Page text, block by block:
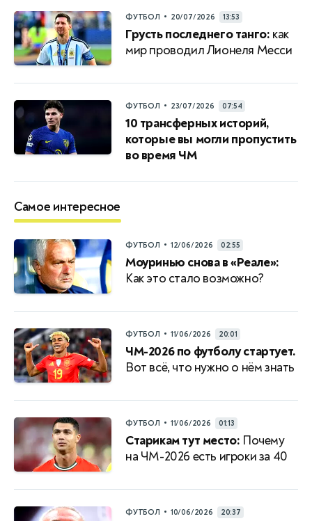
ФУТБОЛ • 20/07/2026 13:53
Грусть последнего танго: как
мир проводил Лионеля Месси
ФУТБОЛ • 23/07/2026 07:54
10 трансферных историй,
которые вы могли пропустить
во время ЧМ
Самое интересное
ФУТБОЛ • 12/06/2026 02:55
Моуринью снова в «Реале»:
Как это стало возможно?
ФУТБОЛ • 11/06/2026 20:01
ЧМ-2026 по футболу стартует.
Вот всё, что нужно о нём знать
ФУТБОЛ • 11/06/2026 01:13
Старикам тут место: Почему
на ЧМ-2026 есть игроки за 40
ФУТБОЛ • 10/06/2026 20:37